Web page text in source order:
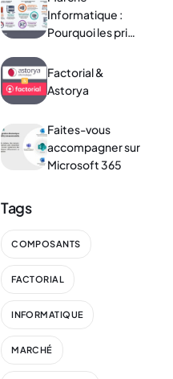
Informatique :
Pourquoi les prix
Factorial &
Astorya
Faites-vous
accompagner sur
Microsoft 365
Tags
COMPOSANTS
FACTORIAL
INFORMATIQUE
MARCHÉ